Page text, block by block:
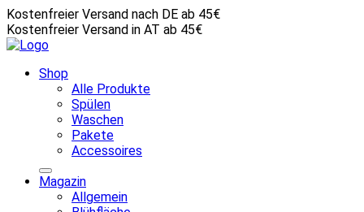
Kostenfreier Versand nach DE ab 45€
Kostenfreier Versand in AT ab 45€
Shop
Alle Produkte
Spülen
Waschen
Pakete
Accessoires
Magazin
Allgemein